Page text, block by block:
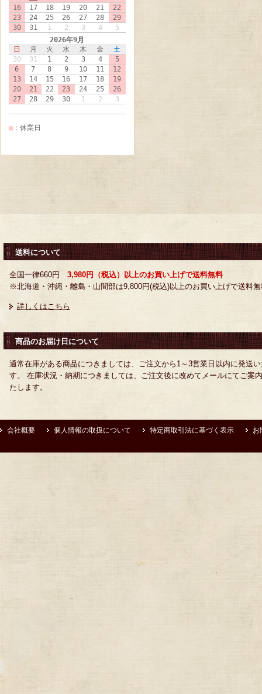
送料について
全国一律660円 3,980円（税込）以上のお買い上げで送料無料
※北海道・沖縄・離島・山間部は9,800円(税込)以上のお買い上げで送料
詳しくはこちら
商品のお届け日について
通常在庫がある商品につきましては、ご注文から1～3営業日以内に発送
す。 在庫状況・納期につきましては、ご注文後に改めてメールにてご案
たします。
会社概要 個人情報の取扱について 特定商取引法に基づく表示 お